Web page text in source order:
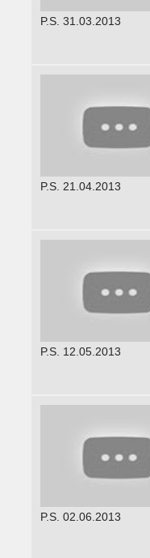
P.S. 31.03.2013
P.S. 21.04.2013
P.S. 12.05.2013
P.S. 02.06.2013